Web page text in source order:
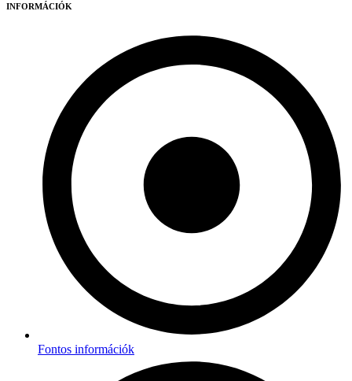
INFORMÁCIÓK
Fontos információk